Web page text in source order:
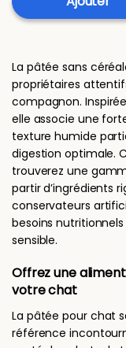
La pâtée sans
propriétaires
compagnon.
elle associe une
texture humide
digestion optimale.
trouverez une
partir d’ingrédients
conservateurs
besoins
sensible.
Offrez une
votre chat
La pâtée pour chat
référence